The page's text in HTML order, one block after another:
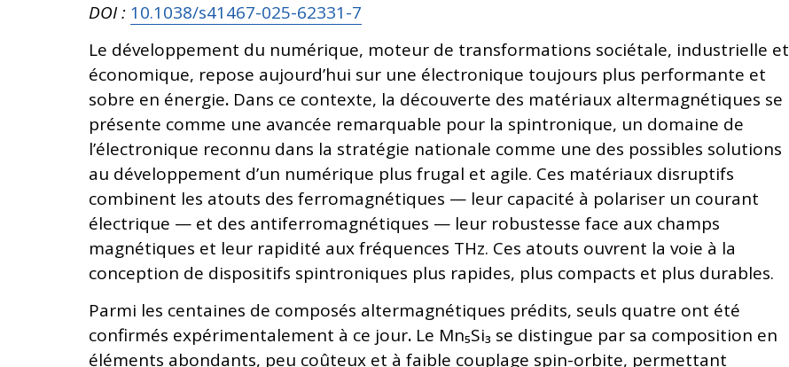
DOI : 10.1038/s41467-025-62331-7
Le développement du numérique, moteur de transformations sociétale, industrielle et
économique, repose aujourd’hui sur une électronique toujours plus performante et
sobre en énergie. Dans ce contexte, la découverte des matériaux altermagnétiques se
présente comme une avancée remarquable pour la spintronique, un domaine de
l’électronique reconnu dans la stratégie nationale comme une des possibles solutions
au développement d’un numérique plus frugal et agile. Ces matériaux disruptifs
combinent les atouts des ferromagnétiques — leur capacité à polariser un courant
électrique — et des antiferromagnétiques — leur robustesse face aux champs
magnétiques et leur rapidité aux fréquences THz. Ces atouts ouvrent la voie à la
conception de dispositifs spintroniques plus rapides, plus compacts et plus durables.
Parmi les centaines de composés altermagnétiques prédits, seuls quatre ont été
confirmés expérimentalement à ce jour. Le Mn₅Si₃ se distingue par sa composition en
éléments abondants, peu coûteux et à faible couplage spin-orbite, permettant